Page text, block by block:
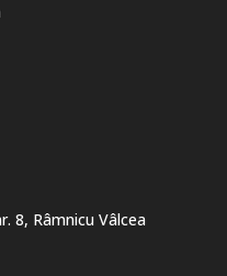
8, Râmnicu Vâlcea